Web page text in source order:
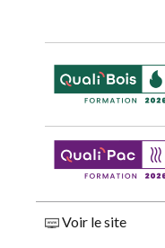
Voir le site